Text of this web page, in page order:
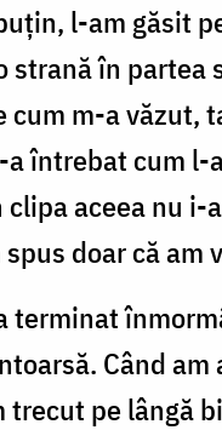
l-am găsit
strană în partea
cum m-a văzut,
întrebat cum l-
clipa aceea nu i-
doar că am
terminat
Când am
trecut pe lângă